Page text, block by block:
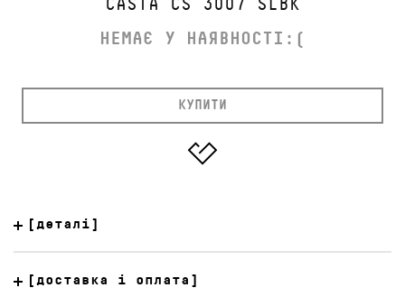
CASTA CS 3007 SLBK
НЕМАЄ У НАЯВНОСТІ:(
КУПИТИ
[деталі]
[доставка і оплата]